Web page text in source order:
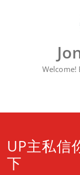
Welcome!
UP主私信
下